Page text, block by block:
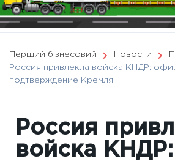
Перший бізнесовий Новости
Россия привлекла войска КНДР:
подтверждение Кремля
Россия
войска КНДР: